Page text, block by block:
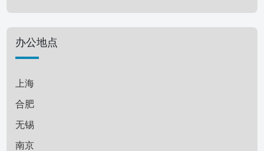
刑民交叉
投资并购与公司治理
银行与金融
知识产权与竞争法
文化传媒与科技
房地产与建设工程
婚姻家事与财富管理
办公地点
上海
合肥
无锡
南京